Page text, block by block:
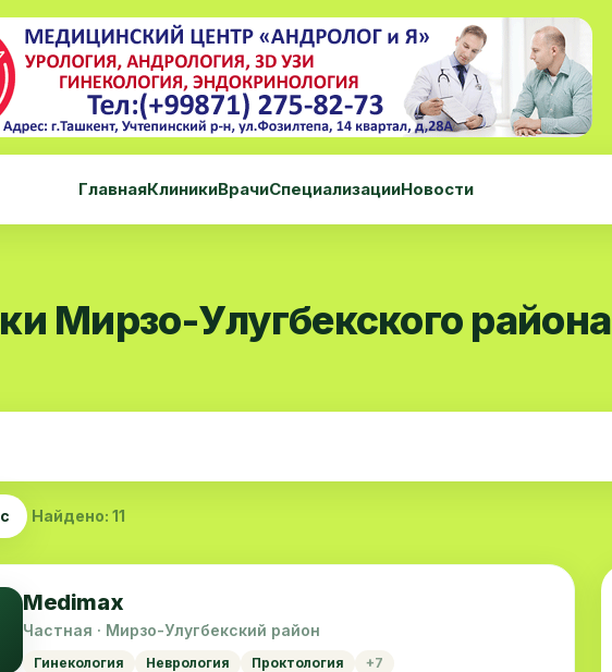
ГлавнаяКлиникиВрачиСпециализацииНовости
Мирзо-Улугбекского района
Найдено: 11
Medimax
Частная · Мирзо-Улугбекский район
Гинекология Неврология Проктология +7